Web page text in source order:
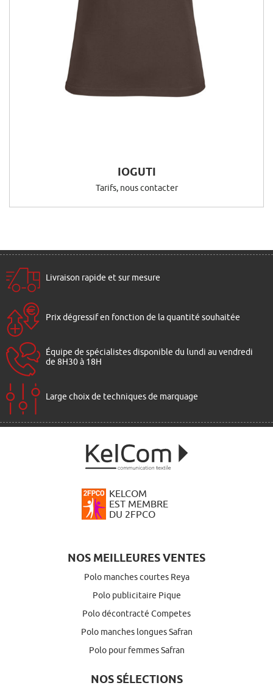
IOGUTI
Tarifs, nous contacter
Livraison rapide et sur mesure
Prix dégressif en fonction de la quantité souhaitée
Équipe de spécialistes disponible du lundi au vendredi
de 8H30 à 18H
Large choix de techniques de marquage
KELCOM
EST MEMBRE
DU 2FPCO
NOS MEILLEURES VENTES
Polo manches courtes Reya
Polo publicitaire Pique
Polo décontracté Competes
Polo manches longues Safran
Polo pour femmes Safran
NOS SÉLECTIONS